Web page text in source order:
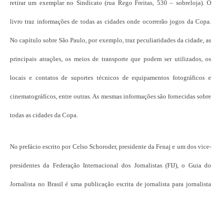
retirar um exemplar no Sindicato (rua Rego Freitas, 530 – sobreloja). O
livro traz informações de todas as cidades onde ocorrerão jogos da Copa.
No capítulo sobre São Paulo, por exemplo, traz peculiaridades da cidade, as
principais atrações, os meios de transporte que podem ser utilizados, os
locais e contatos de suportes técnicos de equipamentos fotográficos e
cinematográficos, entre outras. As mesmas informações são fornecidas sobre
todas as cidades da Copa.
No prefácio escrito por Celso Schoroder, presidente da Fenaj e um dos vice-
presidentes da Federação Internacional dos Jornalistas (FIJ), o Guia do
Jornalista no Brasil é uma publicação escrita de jornalista para jornalista